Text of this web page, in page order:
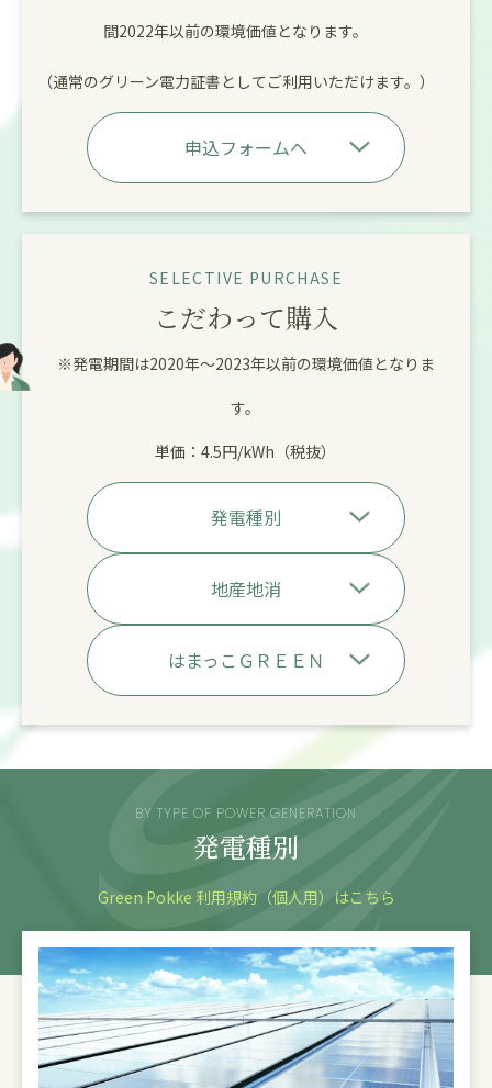
間2022年以前の環境価値となります。
（通常のグリーン電力証書としてご利用いただけます。）
申込フォームへ
SELECTIVE PURCHASE
こだわって購入
※発電期間は2020年～2023年以前の環境価値となりま
す。
単価：4.5円/kWh（税抜）
発電種別
地産地消
はまっこＧＲＥＥＮ
BY TYPE OF POWER GENERATION
発電種別
Green Pokke 利用規約（個人用）はこちら